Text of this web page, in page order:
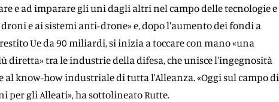
e ad imparare gli uni dagli altri nel campo delle tecnologie e
e ai sistemi anti-drone» e, dopo l'aumento dei fondi a
Ue da 90 miliardi, si inizia a toccare con mano «una
diretta» tra le industrie della difesa, che unisce l'ingegnosità
know-how industriale di tutta l'Alleanza. «Oggi sul campo di
per gli Alleati», ha sottolineato Rutte.